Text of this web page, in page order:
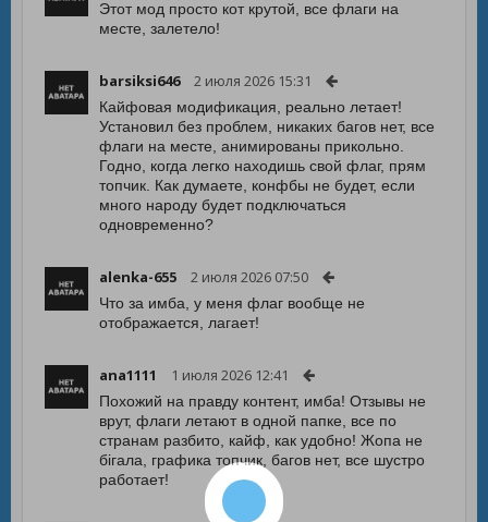
Этот мод просто кот крутой, все флаги на
месте, залетело!
barsiksi646 2 июля 2026 15:31
Кайфовая модификация, реально летает!
Установил без проблем, никаких багов нет, все
флаги на месте, анимированы прикольно.
Годно, когда легко находишь свой флаг, прям
топчик. Как думаете, конфбы не будет, если
много народу будет подключаться
одновременно?
alenka-655 2 июля 2026 07:50
Что за имба, у меня флаг вообще не
отображается, лагает!
ana1111 1 июля 2026 12:41
Похожий на правду контент, имба! Отзывы не
врут, флаги летают в одной папке, все по
странам разбито, кайф, как удобно! Жопа не
бігала, графика топчик, багов нет, все шустро
работает!